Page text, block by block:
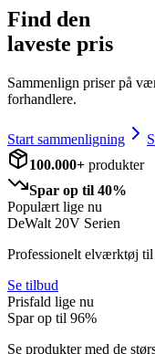
Find den
laveste pris
Sammenlign priser på
forhandlere.
Start sammenligning
100.000+ produkter
Spar op til 40%
Populært lige nu
DeWalt 20V Serien
Professionelt elværktøj til
Se tilbud
Prisfald lige nu
Spar op til 96%
Se produkter med de